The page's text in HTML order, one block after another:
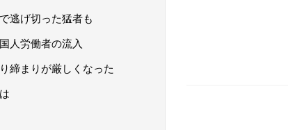
逃げ切った猛者も
人労働者の流入
締まりが厳しくなった